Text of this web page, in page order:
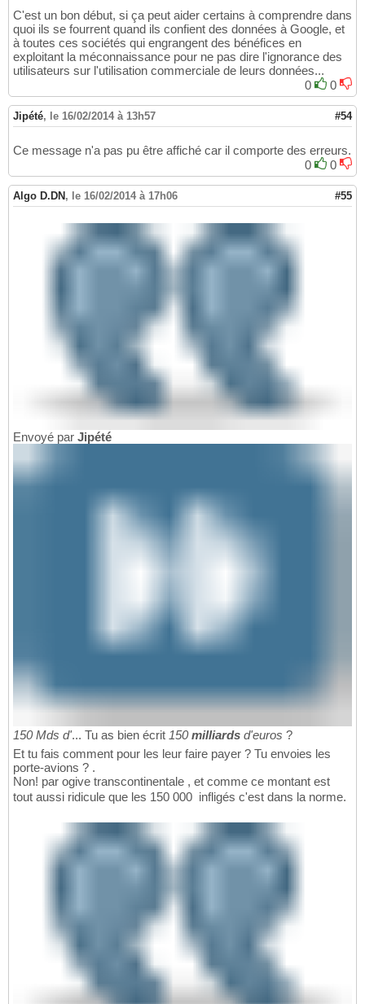
C'est un bon début, si ça peut aider certains à comprendre dans
quoi ils se fourrent quand ils confient des données à Google, et
à toutes ces sociétés qui engrangent des bénéfices en
exploitant la méconnaissance pour ne pas dire l'ignorance des
utilisateurs sur l'utilisation commerciale de leurs données...
0
0
Jipété, le 16/02/2014 à 13h57 #54
Ce message n'a pas pu être affiché car il comporte des erreurs.
0
0
Algo D.DN , le 16/02/2014 à 17h06 #55
Envoyé par Jipété
150 Mds d'... Tu as bien écrit 150milliards d'euros ?
Et tu fais comment pour les leur faire payer ? Tu envoies les
porte-avions ? .
Non! par ogive transcontinentale , et comme ce montant est
tout aussi ridicule que les 150 000  infligés c'est dans la norme.